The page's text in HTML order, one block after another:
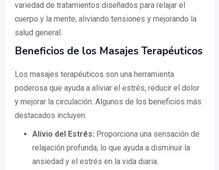
variedad de tratamientos diseñados para relajar el
cuerpo y la mente, aliviando tensiones y mejorando la
salud general.
Beneficios de los Masajes Terapéuticos
Los masajes terapéuticos son una herramienta
poderosa que ayuda a aliviar el estrés, reducir el dolor
y mejorar la circulación. Algunos de los beneficios más
destacados incluyen:
Alivio del Estrés: Proporciona una sensación de
relajación profunda, lo que ayuda a disminuir la
ansiedad y el estrés en la vida diaria.